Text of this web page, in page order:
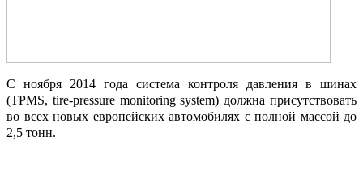
С ноября 2014 года система контроля давления в шинах
(TPMS, tire-pressure monitoring system) должна присутствовать
во всех новых европейских автомобилях с полной массой до
2,5 тонн.